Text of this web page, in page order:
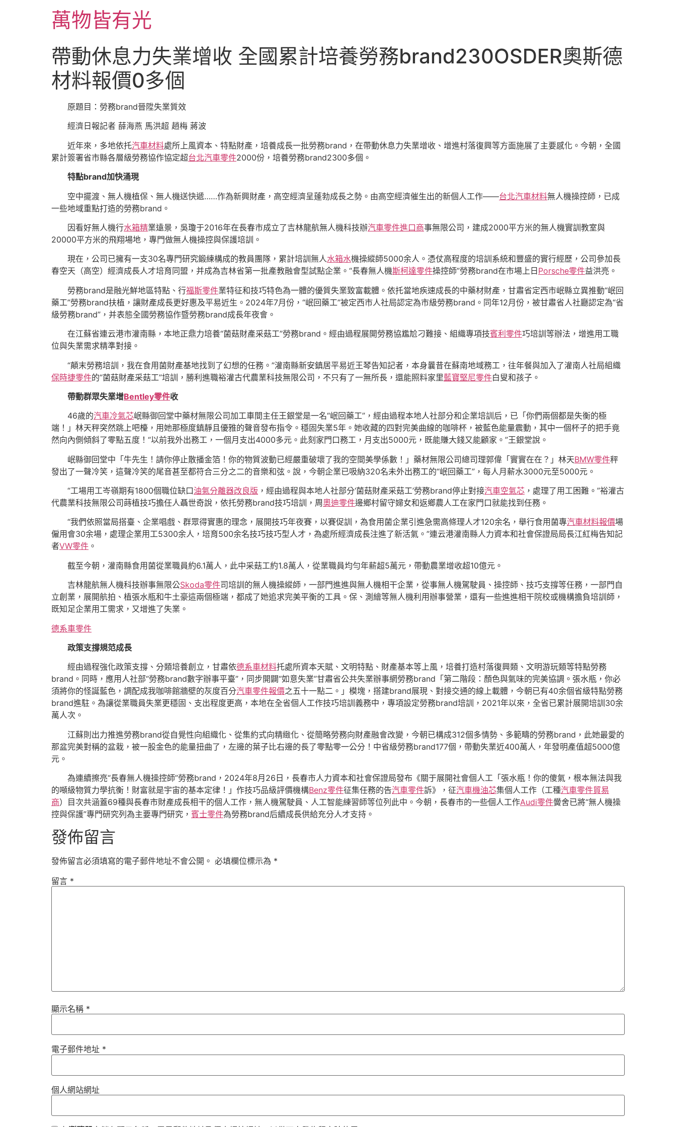
萬物皆有光
帶動休息力失業增收 全國累計培養勞務brand230OSDER奧斯德
材料報價0多個
原題目：勞務brand晉陞失業質效
經濟日報記者 薛海燕 馬洪超 趙梅 蔣波
近年來，多地依托汽車材料處所上風資本、特點財產，培養成長一批勞務brand，在帶動休息力失業增收、增進村落復興等方面施展了主要感化。今朝，全國
累計簽署省市縣各層級勞務協作協定超台北汽車零件2000份，培養勞務brand2300多個。
特點brand加快涌現
空中擺渡、無人機植保、無人機送快遞……作為新興財產，高空經濟呈蓬勃成長之勢。由高空經濟催生出的新個人工作——台北汽車材料無人機操控師，已成
一些地域重點打造的勞務brand。
因看好無人機行水箱精業遠景，吳瓊于2016年在長春市成立了吉林龍航無人機科技辦汽車零件進口商事無限公司，建成2000平方米的無人機實訓教室與
20000平方米的飛翔場地，專門做無人機操控與保護培訓。
現在，公司已擁有一支30名專門研究鍛練構成的教員團隊，累計培訓無人水箱水機操縱師5000余人。憑仗高程度的培訓系統和豐盛的實行經歷，公司參加長
春空天（高空）經濟成長人才培育同盟，并成為吉林省第一批產教融會型試點企業。“長春無人機斯柯達零件操控師”勞務brand在市場上日 Porsche零件益洪亮。
勞務brand是融光鮮地區特點、行福斯零件業特征和技巧特色為一體的優質失業致富載體。依托當地疾速成長的中藥材財產，甘肅省定西市岷縣立異推動“岷回
藥工”勞務brand扶植，讓財產成長更好惠及平易近生。2024年7月份，“岷回藥工”被定西市人社局認定為市級勞務brand。同年12月份，被甘肅省人社廳認定為“省
級勞務brand”，并表態全國勞務協作暨勞務brand成長年夜會。
在江蘇省連云港市灌南縣，本地正鼎力培養“菌菇財產采菇工”勞務brand。經由過程展開勞務協尷尬刁難接、組織專項技賓利零件巧培訓等辦法，增進用工職
位與失業需求精準對接。
“顛末勞務培訓，我在食用菌財產基地找到了幻想的任務。”灌南縣新安鎮居平易近王琴告知記者，本身曩昔在蘇南地域務工，往年餐與加入了灌南人社局組織
保時捷零件的“菌菇財產采菇工”培訓，勝利進職裕灌古代農業科技無限公司，不只有了一無所長，還能照料家里藍寶堅尼零件白叟和孩子。
帶動群眾失業增Bentley零件收
46歲的汽車冷氣芯岷縣御回堂中藥材無限公司加工車間主任王銀堂是一名“岷回藥工”，經由過程本地人社部分和企業培訓后，已「你們兩個都是失衡的極
端！」林天秤突然跳上吧檯，用她那極度鎮靜且優雅的聲音發布指令。穩固失業5年。她收藏的四對完美曲線的咖啡杯，被藍色能量震動，其中一個杯子的把手竟
然向內側傾斜了零點五度！“以前我外出務工，一個月支出4000多元。此刻家門口務工，月支出5000元，既能賺大錢又能顧家。”王銀堂說。
岷縣御回堂中「牛先生！請你停止散播金箔！你的物質波動已經嚴重破壞了我的空間美學係數！」藥材無限公司總司理郭偉「實實在在？」林天BMW零件秤
發出了一聲冷笑，這聲冷笑的尾音甚至都符合三分之二的音樂和弦。說，今朝企業已吸納320名未外出務工的“岷回藥工”，每人月薪水3000元至5000元。
“工場用工岑嶺期有1800個職位缺口油氣分離器改良版 ，經由過程與本地人社部分‘菌菇財產采菇工’勞務brand停止對接汽車空氣芯 ，處理了用工困難。”裕灌古
代農業科技無限公司蒔植技巧擔任人聶世奇說，依托勞務brand技巧培訓，周奧迪零件邊鄉村留守婦女和返鄉農人工在家門口就能找到任務。
“我們依照當局搭臺、企業唱戲、群眾得實惠的理念，展開技巧年夜賽，以賽促訓，為食用菌企業引進急需高條理人才120余名，舉行食用菌專汽車材料報價場
僱用會30余場，處理企業用工5300余人，培育500余名技巧技巧型人才，為處所經濟成長注進了新活氣。”連云港灌南縣人力資本和社會保證局局長江紅梅告知記
者VW零件 。
截至今朝，灌南縣食用菌從業職員約6.1萬人，此中采菇工約1.8萬人，從業職員均勻年薪超5萬元，帶動農業增收超10億元。
吉林龍航無人機科技辦事無限公Skoda零件司培訓的無人機操縱師，一部門進進與無人機相干企業，從事無人機駕駛員、操控師、技巧支撐等任務，一部門自
立創業，展開航拍、植張水瓶和牛土豪這兩個極端，都成了她追求完美平衡的工具。保、測繪等無人機利用辦事營業，還有一些進進相干院校或機構擔負培訓師，
既知足企業用工需求，又增進了失業。
德系車零件
政策支撐規范成長
經由過程強化政策支撐、分類培養創立，甘肅依德系車材料托處所資本天賦、文明特點、財產基本等上風，培養打造村落復興類、文明游玩類等特點勞務
brand。同時，應用人社部“勞務brand數字辦事平臺”，同步開闢“如意失業”甘肅省公共失業辦事網勞務brand「第二階段：顏色與氣味的完美協調。張水瓶，你必
須將你的怪誕藍色，調配成我咖啡館牆壁的灰度百分汽車零件報價之五十一點二。」模塊，搭建brand展現、對接交通的線上載體，今朝已有40余個省級特點勞務
brand進駐。為讓從業職員失業更穩固、支出程度更高，本地在全省個人工作技巧培訓義務中，專項設定勞務brand培訓，2021年以來，全省已累計展開培訓30余
萬人次。
江蘇則出力推進勞務brand從自覺性向組織化、從集約式向精緻化、從簡略勞務向財產融會改變，今朝已構成312個多情勢、多範疇的勞務brand，此她最愛的
那盆完美對稱的盆栽，被一股金色的能量扭曲了，左邊的葉子比右邊的長了零點零一公分！中省級勞務brand177個，帶動失業近400萬人，年發明產值超5000億
元。
為連續擦亮“長春無人機操控師”勞務brand，2024年8月26日，長春市人力資本和社會保證局發布《關于展開社會個人工「張水瓶！你的傻氣，根本無法與我
的噸級物質力學抗衡！財富就是宇宙的基本定律！」作技巧品級評價機構Benz零件征集任務的告汽車零件訴》，征汽車機油芯集個人工作（工種汽車零件貿易
商）目次共涵蓋69種與長春市財產成長相干的個人工作，無人機駕駛員、人工智能練習師等位列此中。今朝，長春市的一些個人工作Audi零件黌舍已將“無人機操
控與保護”專門研究列為主要專門研究， 賓士零件為勞務brand后續成長供給充分人才支持。
發佈留言
發佈留言必須填寫的電子郵件地址不會公開。 必填欄位標示為 *
留言 *
顯示名稱 *
電子郵件地址 *
個人網站網址